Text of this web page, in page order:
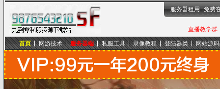
九到零私服资源下载站
直播教学群
服务器租用 免费
首页 网游技术 服务器端 私服工具 录像教程 登陆器类 网站源码